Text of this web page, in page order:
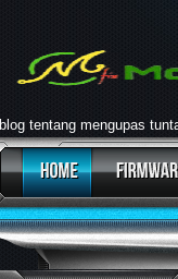
blog tentang mengupas